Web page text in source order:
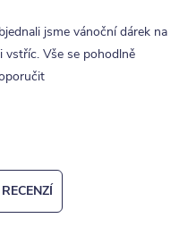
jsme vánoční dárek na
vstříc. Vše se pohodlně